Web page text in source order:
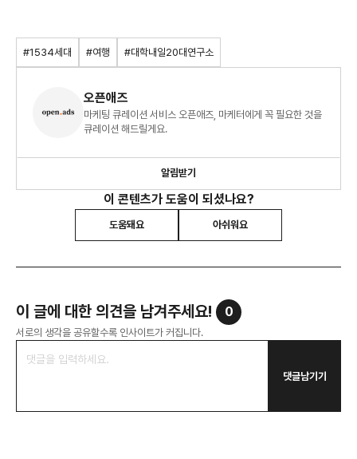
#1534세대 #여행 #대학내일20대연구소
오픈애즈
마케팅 큐레이션 서비스 오픈애즈, 마케터에게 꼭 필요한 것을
큐레이션 해드릴게요.
알림받기
이 콘텐츠가 도움이 되셨나요?
도움돼요 아쉬워요
이 글에 대한 의견을 남겨주세요! 0
서로의 생각을 공유할수록 인사이트가 커집니다.
댓글남기기